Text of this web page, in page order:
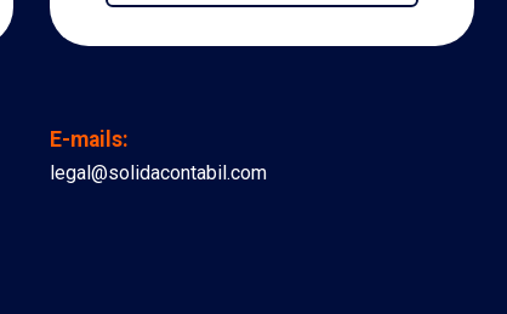
E-mails:
legal@solidacontabil.com